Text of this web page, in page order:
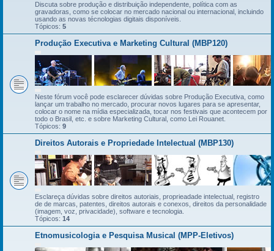
Discuta sobre produção e distribuição independente, política com as
gravadoras, como se colocar no mercado nacional ou internacional, incluindo
usando as novas técnologias digitais disponíveis.
Tópicos: 5
Produção Executiva e Marketing Cultural (MBP120)
Neste fórum você pode esclarecer dúvidas sobre Produção Executiva, como
lançar um trabalho no mercado, procurar novos lugares para se apresentar,
colocar o nome na mídia especializada, tocar nos festivais que acontecem por
todo o Brasil, etc. e sobre Marketing Cultural, como Lei Rouanet.
Tópicos: 9
Direitos Autorais e Propriedade Intelectual (MBP130)
Esclareça dúvidas sobre direitos autoriais, proprieadade intelectual, registro
de de marcas, patentes, direitos autorais e conexos, direitos da personalidade
(imagem, voz, privacidade), software e tecnologia.
Tópicos: 14
Etnomusicologia e Pesquisa Musical (MPP-Eletivos)